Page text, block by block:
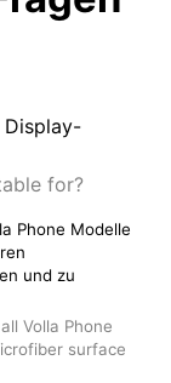
Display-
for?
Phone Modelle
und zu
Volla Phone
surface